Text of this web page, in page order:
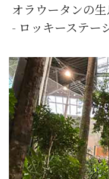
オラウータンの
- ロッキーステー